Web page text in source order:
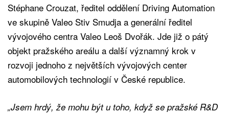
Stéphane Crouzat, ředitel oddělení Driving Automation
ve skupině Valeo Stiv Smudja a generální ředitel
vývojového centra Valeo Leoš Dvořák. Jde již o pátý
objekt pražského areálu a další významný krok v
rozvoji jednoho z největších vývojových center
automobilových technologií v České republice.
„Jsem hrdý, že mohu být u toho, když se pražské R&D